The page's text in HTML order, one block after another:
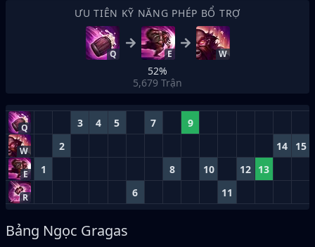
ƯU TIÊN KỸ NĂNG PHÉP BỔ TRỢ
Q E W
52%
5,679 Trận
Q 3 4 5 7 9
W 2 14 15
E 1 8 10 12 13
R 6 11
Bảng Ngọc Gragas